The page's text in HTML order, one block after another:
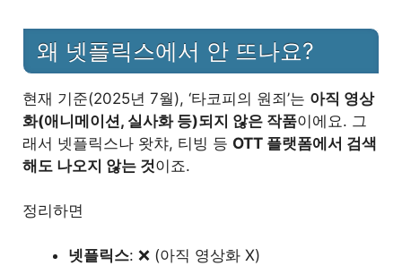
왜 넷플릭스에서 안 뜨나요?
현재 기준(2025년 7월), ‘타코피의 원죄’는 아직 영상
화(애니메이션, 실사화 등)되지 않은 작품이에요. 그
래서 넷플릭스나 왓챠, 티빙 등 OTT 플랫폼에서 검색
해도 나오지 않는 것이죠.
정리하면
넷플릭스: ❌ (아직 영상화 X)